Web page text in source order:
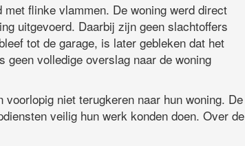
flinke vlammen. De woning werd direct
uitgevoerd. Daarbij zijn geen slachtoffers
tot de garage, is later gebleken dat het
volledige overslag naar de woning
niet terugkeren naar hun woning. De
veilig hun werk konden doen. Over de